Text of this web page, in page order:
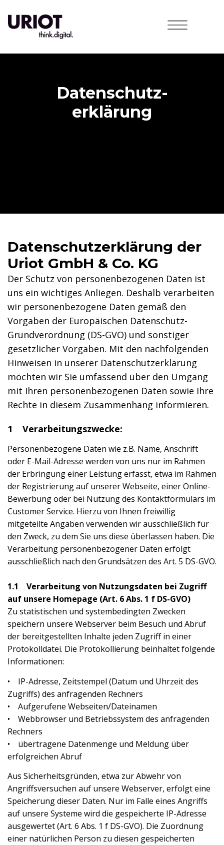
Datenschutz­
erklärung
Datenschutz­erklärung der
Uriot GmbH & Co. KG
Der Schutz von personenbezogenen Daten ist
uns ein wichtiges Anliegen. Deshalb verarbeiten
wir personenbezogene Daten gemäß den
Vorgaben der Europäischen Datenschutz-
Grundverordnung (DS-GVO) und sonstiger
gesetzlicher Vorgaben. Mit den nachfolgenden
Hinweisen in unserer Datenschutzerklärung
möchten wir Sie umfassend über den Umgang
mit Ihren personenbezogenen Daten sowie Ihre
Rechte in diesem Zusammenhang informieren.
1 Verarbeitungszwecke:
Personenbezogene Daten wie z.B. Name, Anschrift
oder E-Mail-Adresse werden von uns nur im Rahmen
der Erbringung einer Leistung erfasst, etwa im Rahmen
der Registrierung auf unserer Webseite, einer Online-
Bewerbung oder bei Nutzung des Kontaktformulars im
Customer Service. Hierzu von Ihnen freiwillig
mitgeteilte Angaben verwenden wir ausschließlich für
den Zweck, zu dem Sie uns diese überlassen haben. Die
Verarbeitung personenbezogener Daten erfolgt
ausschließlich nach den Grundsätzen des Art. 5 DS-GVO.
1.1 Verarbeitung von Nutzungsdaten bei Zugriff
auf unsere Homepage (Art. 6 Abs. 1 f DS-GVO)
Zu statistischen und systembedingten Zwecken
speichern unsere Webserver beim Besuch und Abruf
der bereitgestellten Inhalte jeden Zugriff in einer
Protokolldatei. Die Protokollierung beinhaltet folgende
Informationen:
• IP-Adresse, Zeitstempel (Datum und Uhrzeit des
Zugriffs) des anfragenden Rechners
• Aufgerufene Webseiten/Dateinamen
• Webbrowser und Betriebssystem des anfragenden
Rechners
• übertragene Datenmenge und Meldung über
erfolgreichen Abruf
Aus Sicherheitsgründen, etwa zur Abwehr von
Angriffsversuchen auf unsere Webserver, erfolgt eine
Speicherung dieser Daten. Nur im Falle eines Angriffs
auf unsere Systeme wird die gespeicherte IP-Adresse
ausgewertet (Art. 6 Abs. 1 f DS-GVO). Die Zuordnung
einer natürlichen Person zu diesen gespeicherten